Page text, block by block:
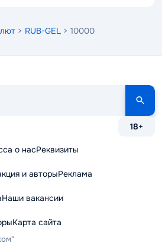
> RUB-GEL > 10000
18+
о насРеквизиты
и авторыРеклама
Наши вакансии
Карта сайта